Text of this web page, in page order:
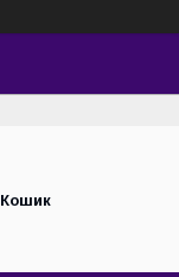
Кошик